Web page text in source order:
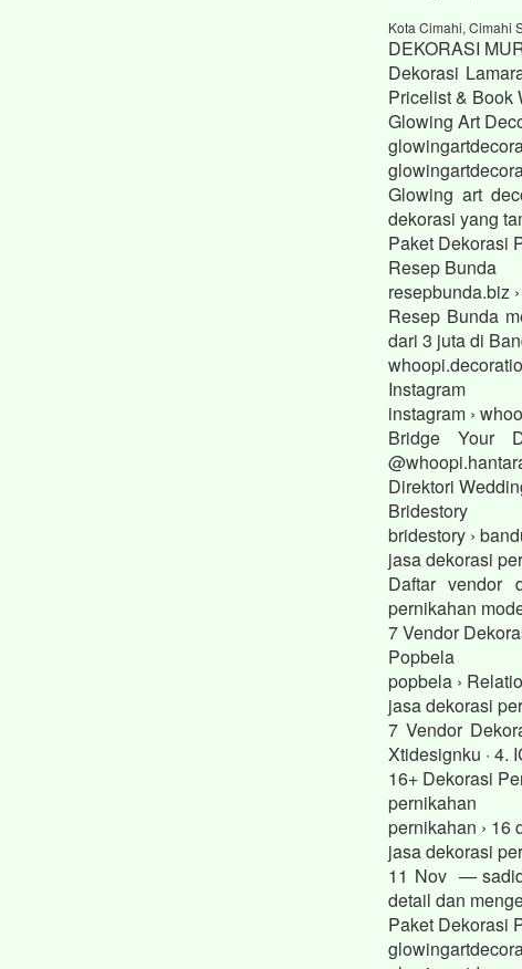
Kota Cimahi, Cimahi
DEKORASI
Dekorasi
Pricelist & Book
Glowing Art
Glowing art
dekorasi yang
Paket Dekorasi
Resep Bunda
resepbunda.biz
Resep Bunda
dari 3 juta di
Instagram
instagram ›
Bridge Your
Direktori
Bridestory
bridestory ›
jasa dekorasi
Daftar vendor
pernikahan
7 Vendor
Popbela
popbela ›
jasa dekorasi
7 Vendor
Xtidesignku · 4.
16+ Dekorasi
pernikahan
pernikahan › 16
jasa dekorasi
11 Nov —
detail dan
Paket Dekorasi